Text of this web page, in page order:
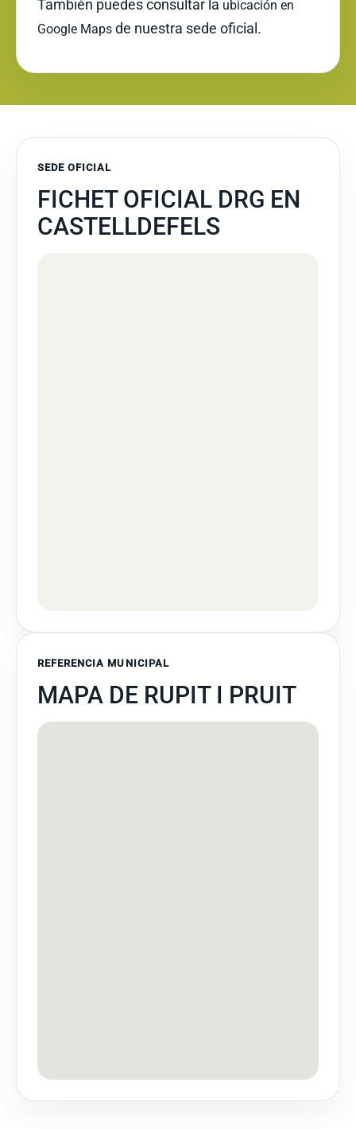
También puedes consultar la ubicación en
Google Maps de nuestra sede oficial.
SEDE OFICIAL
FICHET OFICIAL DRG EN
CASTELLDEFELS
REFERENCIA MUNICIPAL
MAPA DE RUPIT I PRUIT